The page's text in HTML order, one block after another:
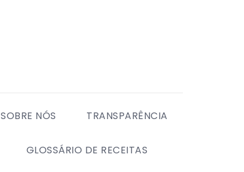
SOBRE NÓS TRANSPARÊNCIA
GLOSSÁRIO DE RECEITAS